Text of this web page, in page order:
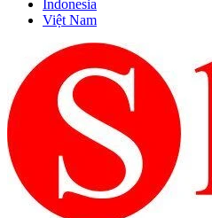
Indonesia
Việt Nam